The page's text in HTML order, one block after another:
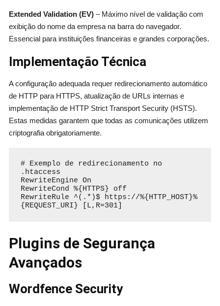
Extended Validation (EV)– Máximo nível de validação com
exibição do nome da empresa na barra do navegador.
Essencial para instituições financeiras e grandes corporações.
Implementação Técnica
A configuração adequada requer redirecionamento automático
de HTTP para HTTPS, atualização de URLs internas e
implementação de HTTP Strict Transport Security (HSTS).
Estas medidas garantem que todas as comunicações utilizem
criptografia obrigatoriamente.
# Exemplo de redirecionamento no
.htaccess
RewriteEngine On
RewriteCond %{HTTPS} off
RewriteRule ^(.*)$ https://%{HTTP_HOST}%
{REQUEST_URI} [L,R=301]
Plugins de Segurança
Avançados
Wordfence Security